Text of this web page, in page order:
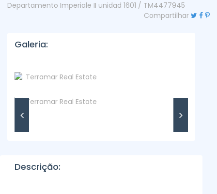
Departamento Imperiale II unidad 1601 / TM4477945
Compartilhar
Galeria:
Descrição: